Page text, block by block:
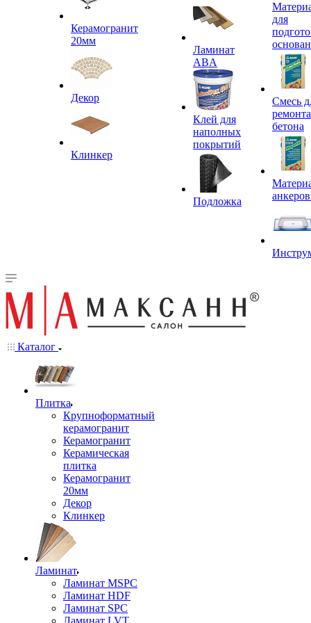
Керамогранит
20мм
Декор
Клинкер
Ламинат
ABA
Клей для
наполных
покрытий
Подложка
для
Смесь
ремонта
бетона
Каталог
Плитка
Крупноформатный
керамогранит
Керамогранит
Керамическая
плитка
Керамогранит
20мм
Декор
Клинкер
Ламинат
Ламинат MSPC
Ламинат HDF
Ламинат SPC
Ламинат LVT